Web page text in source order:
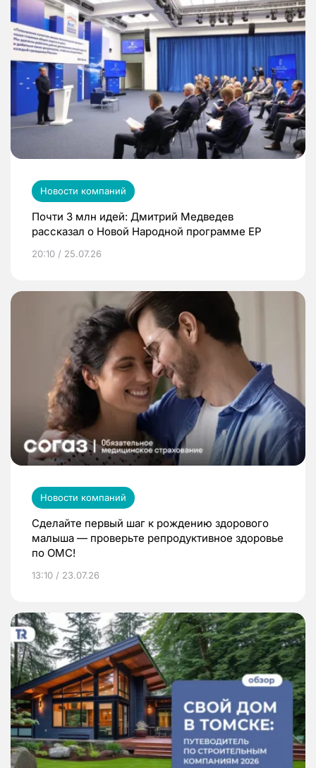
Новости компаний
Почти 3 млн идей: Дмитрий Медведев
рассказал о Новой Народной программе ЕР
20:10 / 25.07.26
Новости компаний
Сделайте первый шаг к рождению здорового
малыша — проверьте репродуктивное здоровье
по ОМС!
13:10 / 23.07.26